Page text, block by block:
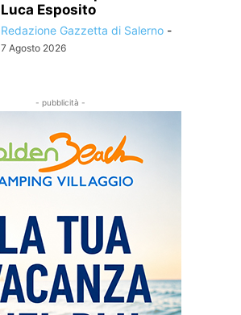
Luca Esposito
Redazione Gazzetta di Salerno -
7 Agosto 2026
- pubblicità -